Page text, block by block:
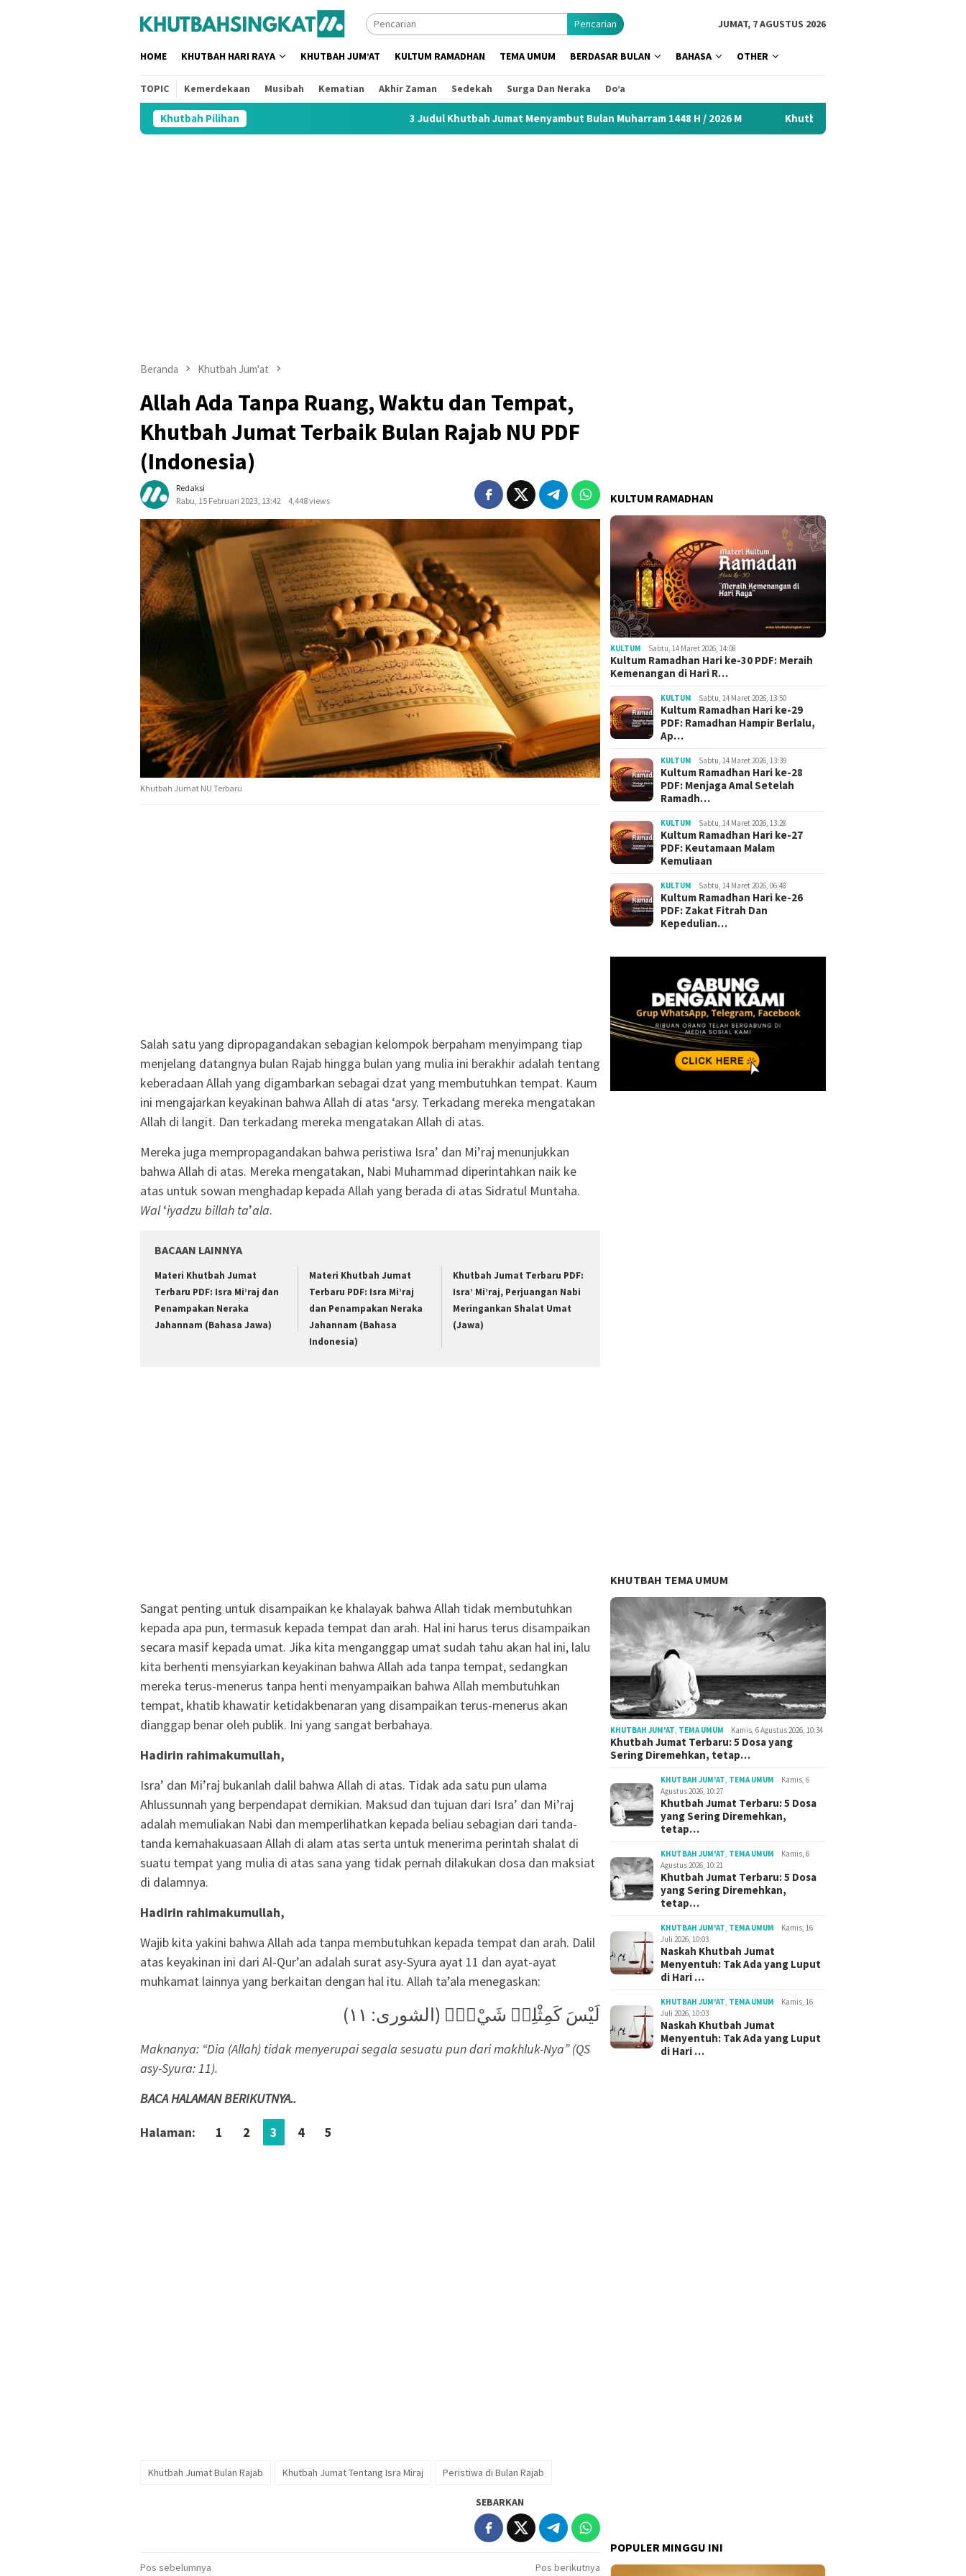
Pencarian JUMAT, 7 AGUSTUS 2026
HOME KHUTBAH HARI RAYA KHUTBAH JUM’AT KULTUM RAMADHAN TEMA UMUM BERDASAR BULAN BAHASA OTHER
TOPIC Kemerdekaan Musibah Kematian Akhir Zaman Sedekah Surga Dan Neraka Do’a
Khutbah Pilihan 3 Judul Khutbah Jumat Menyambut Bulan Muharram 1448 H / 2026 M Khutbah Idul Fitri 2026 Menyentuh Hati: Kumpulan
Beranda Khutbah Jum'at
Allah Ada Tanpa Ruang, Waktu dan Tempat,
Khutbah Jumat Terbaik Bulan Rajab NU PDF
(Indonesia)
Redaksi
Rabu, 15 Februari 2023, 13:42
4,448 views
Khutbah Jumat NU Terbaru
Salah satu yang dipropagandakan sebagian kelompok berpaham menyimpang tiap
menjelang datangnya bulan Rajab hingga bulan yang mulia ini berakhir adalah tentang
keberadaan Allah yang digambarkan sebagai dzat yang membutuhkan tempat. Kaum
ini mengajarkan keyakinan bahwa Allah di atas ‘arsy. Terkadang mereka mengatakan
Allah di langit. Dan terkadang mereka mengatakan Allah di atas.
Mereka juga mempropagandakan bahwa peristiwa Isra’ dan Mi’raj menunjukkan
bahwa Allah di atas. Mereka mengatakan, Nabi Muhammad diperintahkan naik ke
atas untuk sowan menghadap kepada Allah yang berada di atas Sidratul Muntaha.
Wal‘iyadzu billah ta’ala.
BACAAN LAINNYA
Materi Khutbah Jumat
Terbaru PDF: Isra Mi’raj dan
Penampakan Neraka
Jahannam (Bahasa Jawa)
Materi Khutbah Jumat
Terbaru PDF: Isra Mi’raj
dan Penampakan Neraka
Jahannam (Bahasa
Indonesia)
Khutbah Jumat Terbaru PDF:
Isra’ Mi’raj, Perjuangan Nabi
Meringankan Shalat Umat
(Jawa)
Sangat penting untuk disampaikan ke khalayak bahwa Allah tidak membutuhkan
kepada apa pun, termasuk kepada tempat dan arah. Hal ini harus terus disampaikan
secara masif kepada umat. Jika kita menganggap umat sudah tahu akan hal ini, lalu
kita berhenti mensyiarkan keyakinan bahwa Allah ada tanpa tempat, sedangkan
mereka terus-menerus tanpa henti menyampaikan bahwa Allah membutuhkan
tempat, khatib khawatir ketidakbenaran yang disampaikan terus-menerus akan
dianggap benar oleh publik. Ini yang sangat berbahaya.
Hadirin rahimakumullah,
Isra’ dan Mi’raj bukanlah dalil bahwa Allah di atas. Tidak ada satu pun ulama
Ahlussunnah yang berpendapat demikian. Maksud dan tujuan dari Isra’ dan Mi’raj
adalah memuliakan Nabi dan memperlihatkan kepada beliau sebagian dari tanda-
tanda kemahakuasaan Allah di alam atas serta untuk menerima perintah shalat di
suatu tempat yang mulia di atas sana yang tidak pernah dilakukan dosa dan maksiat
di dalamnya.
Hadirin rahimakumullah,
Wajib kita yakini bahwa Allah ada tanpa membutuhkan kepada tempat dan arah. Dalil
atas keyakinan ini dari Al-Qur’an adalah surat asy-Syura ayat 11 dan ayat-ayat
muhkamat lainnya yang berkaitan dengan hal itu. Allah ta’ala menegaskan:
لَيْسَ كَمِثْلِهٖ شَيْءٌۚ (الشورى: ١١)
Maknanya: “Dia (Allah) tidak menyerupai segala sesuatu pun dari makhluk-Nya” (QS
asy-Syura: 11).
BACA HALAMAN BERIKUTNYA..
Halaman: 1 2 3 4 5
Khutbah Jumat Bulan Rajab Khutbah Jumat Tentang Isra Miraj Peristiwa di Bulan Rajab
SEBARKAN
Navigasi
Pos sebelumnya Pos berikutnya
KULTUM RAMADHAN
KULTUM Sabtu, 14 Maret 2026, 14:08
Kultum Ramadhan Hari ke-30 PDF: Meraih
Kemenangan di Hari R…
KULTUM Sabtu, 14 Maret 2026, 13:50
Kultum Ramadhan Hari ke-29
PDF: Ramadhan Hampir Berlalu,
Ap…
KULTUM Sabtu, 14 Maret 2026, 13:39
Kultum Ramadhan Hari ke-28
PDF: Menjaga Amal Setelah
Ramadh…
KULTUM Sabtu, 14 Maret 2026, 13:28
Kultum Ramadhan Hari ke-27
PDF: Keutamaan Malam
Kemuliaan
KULTUM Sabtu, 14 Maret 2026, 06:48
Kultum Ramadhan Hari ke-26
PDF: Zakat Fitrah Dan
Kepedulian…
KHUTBAH TEMA UMUM
KHUTBAH JUM'AT, TEMA UMUM Kamis, 6 Agustus 2026, 10:34
Khutbah Jumat Terbaru: 5 Dosa yang
Sering Diremehkan, tetap…
KHUTBAH JUM'AT, TEMA UMUM
Kamis, 6
Agustus 2026, 10:27
Khutbah Jumat Terbaru: 5 Dosa
yang Sering Diremehkan,
tetap…
KHUTBAH JUM'AT, TEMA UMUM
Kamis, 6
Agustus 2026, 10:21
Khutbah Jumat Terbaru: 5 Dosa
yang Sering Diremehkan,
tetap…
KHUTBAH JUM'AT, TEMA UMUM
Kamis, 16
Juli 2026, 10:03
Naskah Khutbah Jumat
Menyentuh: Tak Ada yang Luput
di Hari …
KHUTBAH JUM'AT, TEMA UMUM
Kamis, 16
Juli 2026, 10:03
Naskah Khutbah Jumat
Menyentuh: Tak Ada yang Luput
di Hari …
POPULER MINGGU INI